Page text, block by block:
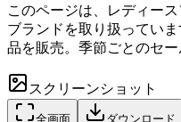
このページは、レディー
ブランドを取り扱ってい
品を販売。季節ごとのセ
スクリーンショット
全画面 ダウンロード